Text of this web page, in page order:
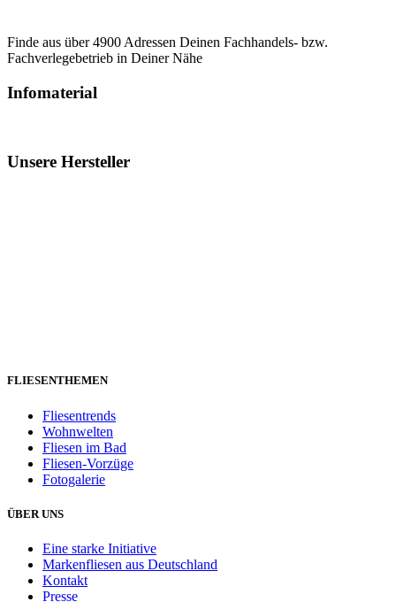
Finde aus über 4900 Adressen Deinen Fachhandels- bzw.
Fachverlegebetrieb in Deiner Nähe
Infomaterial
Unsere Hersteller
FLIESENTHEMEN
Fliesentrends
Wohnwelten
Fliesen im Bad
Fliesen-Vorzüge
Fotogalerie
ÜBER UNS
Eine starke Initiative
Markenfliesen aus Deutschland
Kontakt
Presse